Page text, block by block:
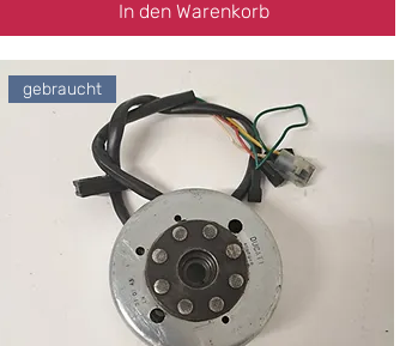
In den Warenkorb
gebraucht